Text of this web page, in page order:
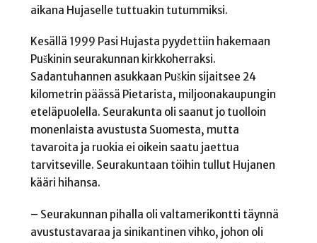
aikana Hujaselle tuttuakin tutummiksi.
Kesällä 1999 Pasi Hujasta pyydettiin hakemaan
Puškinin seurakunnan kirkkoherraksi.
Sadantuhannen asukkaan Puškin sijaitsee 24
kilometrin päässä Pietarista, miljoonakaupungin
eteläpuolella. Seurakunta oli saanut jo tuolloin
monenlaista avustusta Suomesta, mutta
tavaroita ja ruokia ei oikein saatu jaettua
tarvitseville. Seurakuntaan töihin tullut Hujanen
kääri hihansa.
– Seurakunnan pihalla oli valtamerikontti täynnä
avustustavaraa ja sinikantinen vihko, johon oli